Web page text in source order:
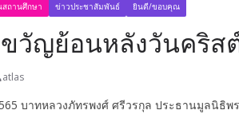
สถานศึกษา ข่าวประชาสัมพันธ์ ยินดี/ขอบคุณ
วัญย้อนหลังวันคริส
atlas
บาทหลวงภัทรพงศ์ ศรีวรกุล ประธานมูลนิธิ